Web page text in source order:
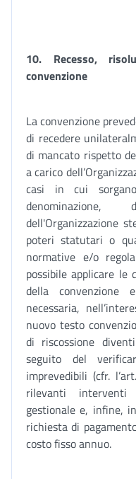
10. Recesso,
convenzione
La convenzione
di recedere
di mancato rispetto
a carico
casi in cui
dell'Organizzazione
poteri statutari o
normative e/o
possibile applicare le
della convenzione
necessaria,
nuovo testo
di riscossione
seguito del
imprevedibili (cfr.
rilevanti
gestionale e, infine,
richiesta di
costo fisso annuo.